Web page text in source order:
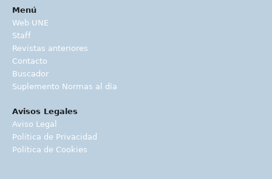
Menú
Web UNE
Staff
Revistas anteriores
Contacto
Buscador
Suplemento Normas al día
Avisos Legales
Aviso Legal
Política de Privacidad
Política de Cookies